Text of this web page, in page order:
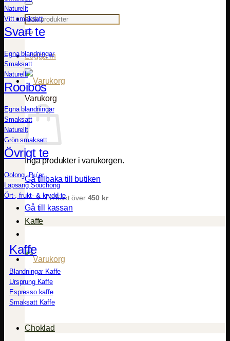
Sök
efter:
Logga in
Varukorg
Inga produkter i varukorgen.
Gå tillbaka till butiken
Fri frakt över 450 kr
Gå till kassan
Naturellt
Vitt smaksatt
Svart te
Egna blandningar
Smaksatt
Naturellt
Rooibos
Egna blandningar
Smaksatt
Naturellt
Grön smaksatt
Övrigt te
Oolong, Pu`er
Lapsang Souchong
Ört-, frukt- & krydd-te
Kaffe
Kaffe
Blandningar Kaffe
Ursprung Kaffe
Espresso kaffe
Smaksatt Kaffe
Choklad